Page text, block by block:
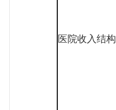
医院收入结构